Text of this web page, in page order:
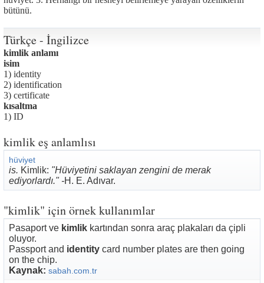
bütünü.
Türkçe - İngilizce
kimlik anlamı
isim
1) identity
2) identification
3) certificate
kısaltma
1) ID
kimlik eş anlamlısı
hüviyet
is. Kimlik: "Hüviyetini saklayan zengini de merak
ediyorlardı." -H. E. Adıvar.
"kimlik" için örnek kullanımlar
Pasaport ve kimlik kartından sonra araç plakaları da çipli
oluyor.
Passport and identity card number plates are then going
on the chip.
Kaynak: sabah.com.tr